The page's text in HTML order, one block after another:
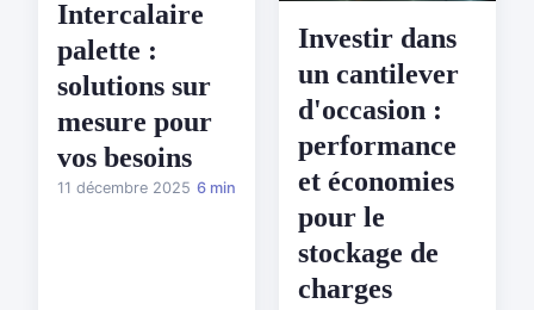
Intercalaire
palette :
solutions sur
mesure pour
vos besoins
11 décembre 2025 6 min
Investir dans
un cantilever
d'occasion :
performance
et économies
pour le
stockage de
charges